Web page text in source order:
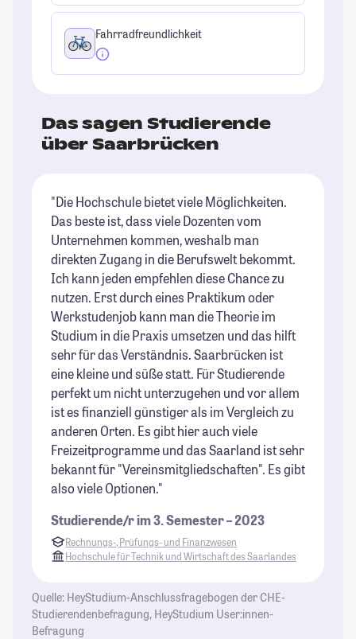
Fahrradfreundlichkeit
Das sagen Studierende
über Saarbrücken
"Die Hochschule bietet viele Möglichkeiten.
Das beste ist, dass viele Dozenten vom
Unternehmen kommen, weshalb man
direkten Zugang in die Berufswelt bekommt.
Ich kann jeden empfehlen diese Chance zu
nutzen. Erst durch eines Praktikum oder
Werkstudenjob kann man die Theorie im
Studium in die Praxis umsetzen und das hilft
sehr für das Verständnis. Saarbrücken ist
eine kleine und süße statt. Für Studierende
perfekt um nicht unterzugehen und vor allem
ist es finanziell günstiger als im Vergleich zu
anderen Orten. Es gibt hier auch viele
Freizeitprogramme und das Saarland ist sehr
bekannt für "Vereinsmitgliedschaften". Es gibt
also viele Optionen."
Studierende/r im 3. Semester – 2023
Rechnungs-, Prüfungs- und Finanzwesen
Hochschule für Technik und Wirtschaft des Saarlandes
Quelle: HeyStudium-Anschlussfragebogen der CHE-
Studierendenbefragung, HeyStudium User:innen-
Befragung